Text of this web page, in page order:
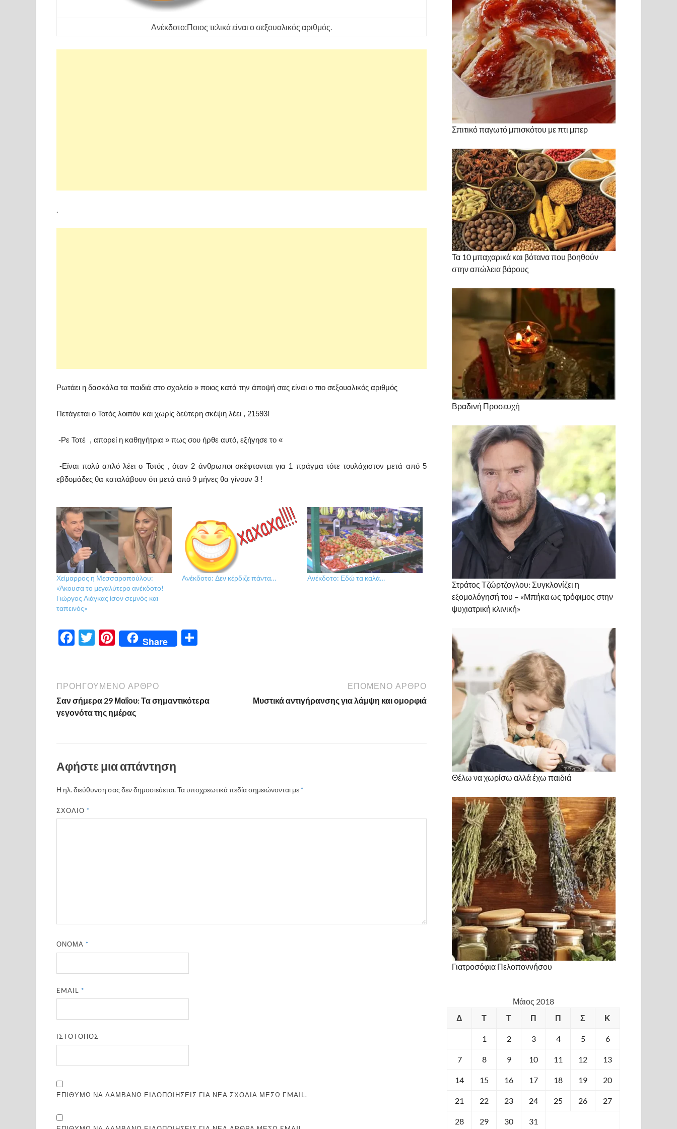
Ανέκδοτο:Ποιος τελικά είναι ο σεξουαλικός αριθμός.
.
Ρωτάει η δασκάλα τα παιδιά στο σχολείο » ποιος κατά την άποψή σας είναι ο πιο σεξουαλικός αριθμός
Πετάγεται ο Τοτός λοιπόν και χωρίς δεύτερη σκέψη λέει , 21593!
-Ρε Τοτέ , απορεί η καθηγήτρια » πως σου ήρθε αυτό, εξήγησε το «
-Είναι πολύ απλό λέει ο Τοτός , όταν 2 άνθρωποι σκέφτονται για 1 πράγμα τότε τουλάχιστον μετά από 5
εβδομάδες θα καταλάβουν ότι μετά από 9 μήνες θα γίνουν 3 !
Χείμαρρος η Μεσσαροπούλου:
«Άκουσα το μεγαλύτερο ανέκδοτο!
Γιώργος Λιάγκας ίσον σεμνός και
ταπεινός»
Ανέκδοτο: Δεν κέρδιζε πάντα… Ανέκδοτο: Εδώ τα καλά…
F
b
o
o
T
er
Pi
nt
es
t
Share
σ
ε
ΠΡΟΗΓΟΎΜΕΝΟ ΆΡΘΡΟ
Σαν σήμερα 29 Μαΐου: Τα σημαντικότερα
γεγονότα της ημέρας
ΕΠΌΜΕΝΟ ΆΡΘΡΟ
Μυστικά αντιγήρανσης για λάμψη και ομορφιά
Αφήστε μια απάντηση
Η ηλ. διεύθυνση σας δεν δημοσιεύεται.Τα υποχρεωτικά πεδία σημειώνονται με *
ΣΧΌΛΙΟ*
ΌΝΟΜΑ*
EMAIL*
ΙΣΤΌΤΟΠΟΣ
ΕΠΙΘΥΜΏ ΝΑ ΛΑΜΒΆΝΩ ΕΙΔΟΠΟΙΉΣΕΙΣ ΓΙΑ ΝΈΑ ΣΧΌΛΙΑ ΜΈΣΩ EMAIL.
Σπιτικό παγωτό μπισκότου με πτι μπερ
Τα 10 μπαχαρικά και βότανα που βοηθούν
στην απώλεια βάρους
Βραδινή Προσευχή
Στράτος Τζώρτζογλου: Συγκλονίζει η
εξομολόγησή του – «Μπήκα ως τρόφιμος στην
ψυχιατρική κλινική»
Θέλω να χωρίσω αλλά έχω παιδιά
Γιατροσόφια Πελοποννήσου
Μάιος 2018
Δ
Τ Τ Π Π Σ Κ
1 2 3 4 5 6
7 8 9 10 11 12 13
14 15 16 17 18 19 20
21 22 23 24 25 26 27
28 29 30 31